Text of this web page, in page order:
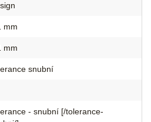
mm
mm
snubní
- snubní [/tolerance-